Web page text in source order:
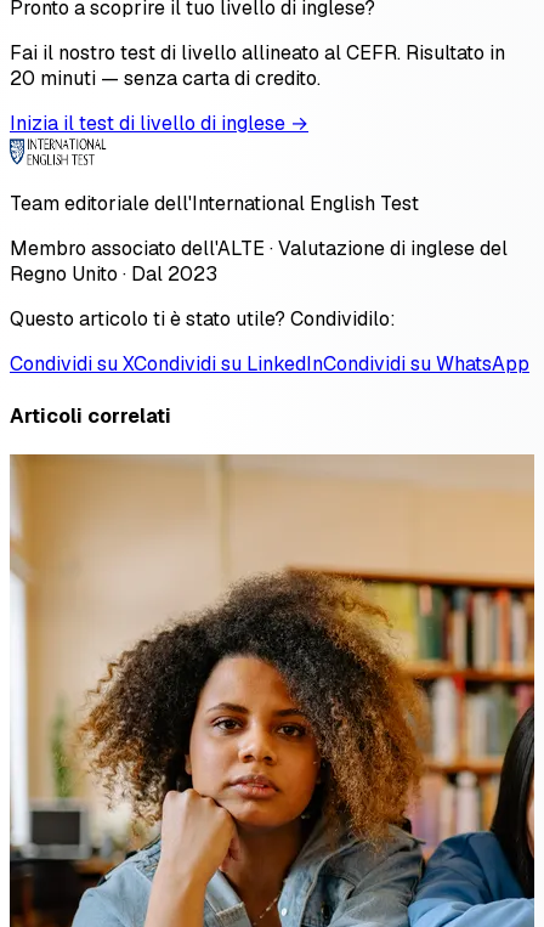
Pronto a scoprire il tuo livello di inglese?
Fai il nostro test di livello allineato al CEFR. Risultato in
20 minuti — senza carta di credito.
Inizia il test di livello di inglese →
Team editoriale dell'International English Test
Membro associato dell'ALTE · Valutazione di inglese del
Regno Unito · Dal 2023
Questo articolo ti è stato utile? Condividilo:
Condividi su XCondividi su LinkedInCondividi su WhatsApp
Articoli correlati